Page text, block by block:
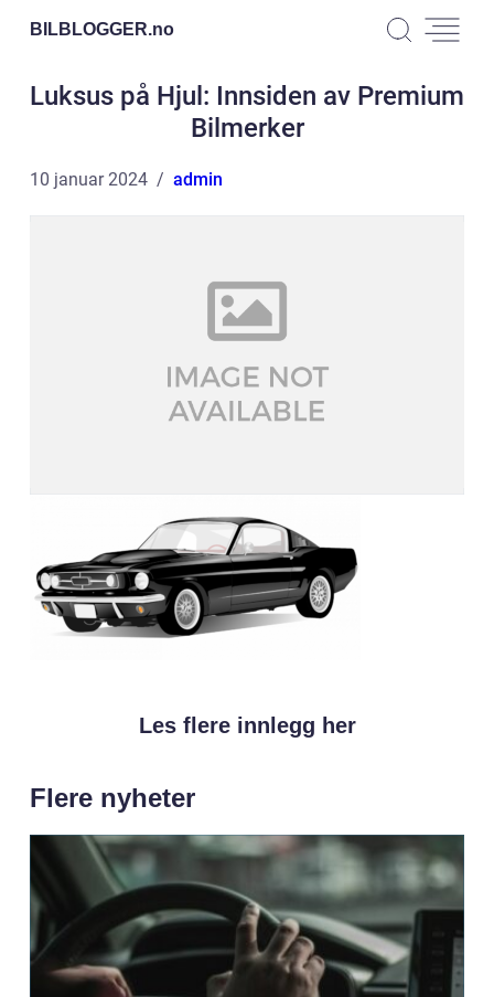
BILBLOGGER.no
Luksus på Hjul: Innsiden av Premium
Bilmerker
10 januar 2024 admin
Les flere innlegg her
Flere nyheter